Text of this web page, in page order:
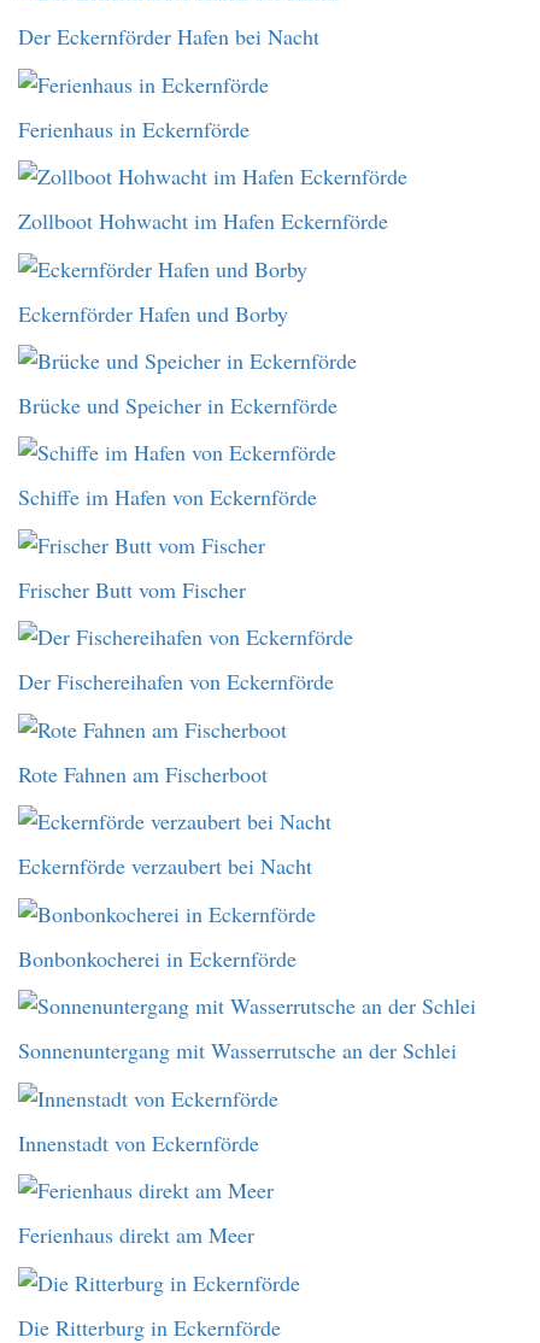
Der Eckernförder Hafen bei Nacht
Ferienhaus in Eckernförde
Zollboot Hohwacht im Hafen Eckernförde
Eckernförder Hafen und Borby
Brücke und Speicher in Eckernförde
Schiffe im Hafen von Eckernförde
Frischer Butt vom Fischer
Der Fischereihafen von Eckernförde
Rote Fahnen am Fischerboot
Eckernförde verzaubert bei Nacht
Bonbonkocherei in Eckernförde
Sonnenuntergang mit Wasserrutsche an der Schlei
Innenstadt von Eckernförde
Ferienhaus direkt am Meer
Die Ritterburg in Eckernförde